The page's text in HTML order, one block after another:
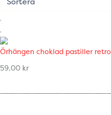
Örhängen choklad pastiller retro
59,00 kr